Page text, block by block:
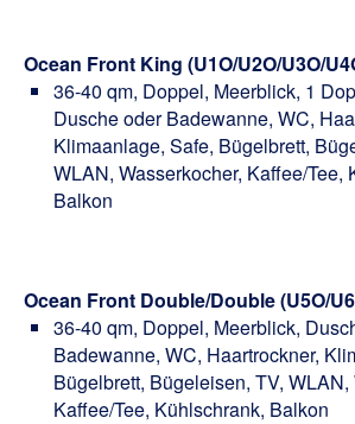
Ocean Front King (U1O/U2O/U3O/
36-40 qm, Doppel, Meerblick, 1
Dusche oder Badewanne, WC,
Klimaanlage, Safe, Bügelbrett,
WLAN, Wasserkocher, Kaffee/Tee,
Balkon
Ocean Front Double/Double (U5O/
36-40 qm, Doppel, Meerblick,
Badewanne, WC, Haartrockner,
Bügelbrett, Bügeleisen, TV, WLAN,
Kaffee/Tee, Kühlschrank, Balkon